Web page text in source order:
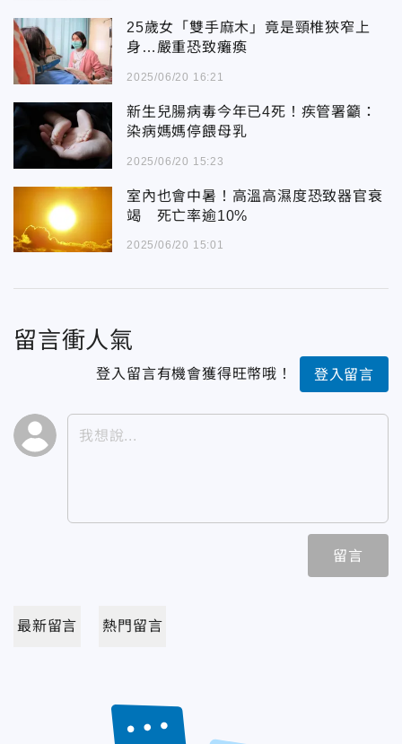
25歲女「雙手麻木」竟是頸椎狹窄上
身…嚴重恐致癱瘓
2025/06/20 16:21
新生兒腸病毒今年已4死！疾管署籲：
染病媽媽停餵母乳
2025/06/20 15:23
室內也會中暑！高溫高濕度恐致器官衰
竭 死亡率逾10%
2025/06/20 15:01
留言衝人氣
登入留言有機會獲得旺幣哦！ 登入留言
留言
最新留言 熱門留言